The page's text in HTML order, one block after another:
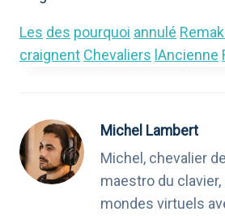
Les des pourquoi annulé
craignent Chevaliers lAncienne
Michel Lambert
Michel, chevalier
maestro du
mondes virtuels